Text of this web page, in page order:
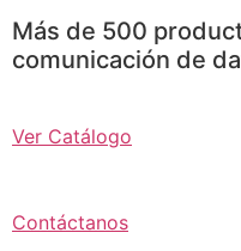
Más de 500
comunicación de
Ver Catálogo
Contáctanos